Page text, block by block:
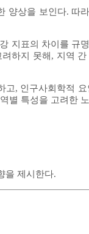
양상을 보인다. 따
지표의 차이를 규
하지 못해, 지역 간
고, 인구사회학적 요
별 특성을 고려한 노
을 제시한다.